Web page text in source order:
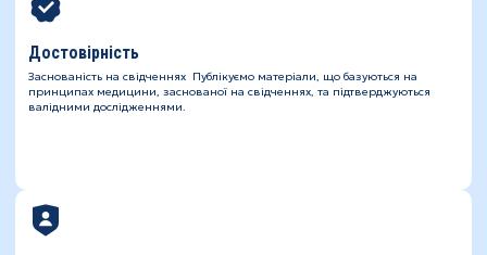
Достовірність
Заснованість на свідченнях Публікуємо матеріали, що базуються на
принципах медицини, заснованої на свідченнях, та підтверджуються
валідними дослідженнями.